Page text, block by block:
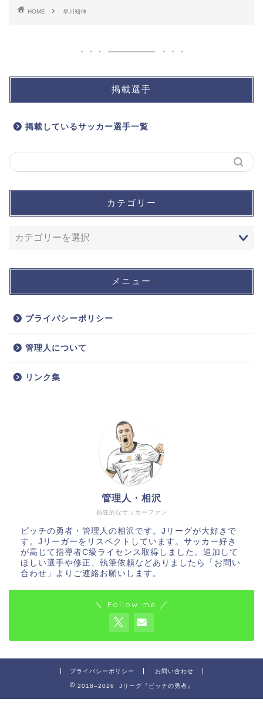
HOME 早川知伸
掲載選手
掲載しているサッカー選手一覧
カテゴリー
メニュー
プライバシーポリシー
管理人について
リンク集
熱狂的なサッカーファン
管理人・相沢
ピッチの勇者・管理人の相沢です。Jリーグが大好きで
す。Jリーガーをリスペクトしています。サッカー好き
が高じて指導者C級ライセンス取得しました。追加して
ほしい選手や修正、執筆依頼などありましたら「お問い
合わせ」よりご連絡お願いします。
＼ Follow me ／
プライバシーポリシー お問い合わせ
2018–2026 Jリーグ『ピッチの勇者』